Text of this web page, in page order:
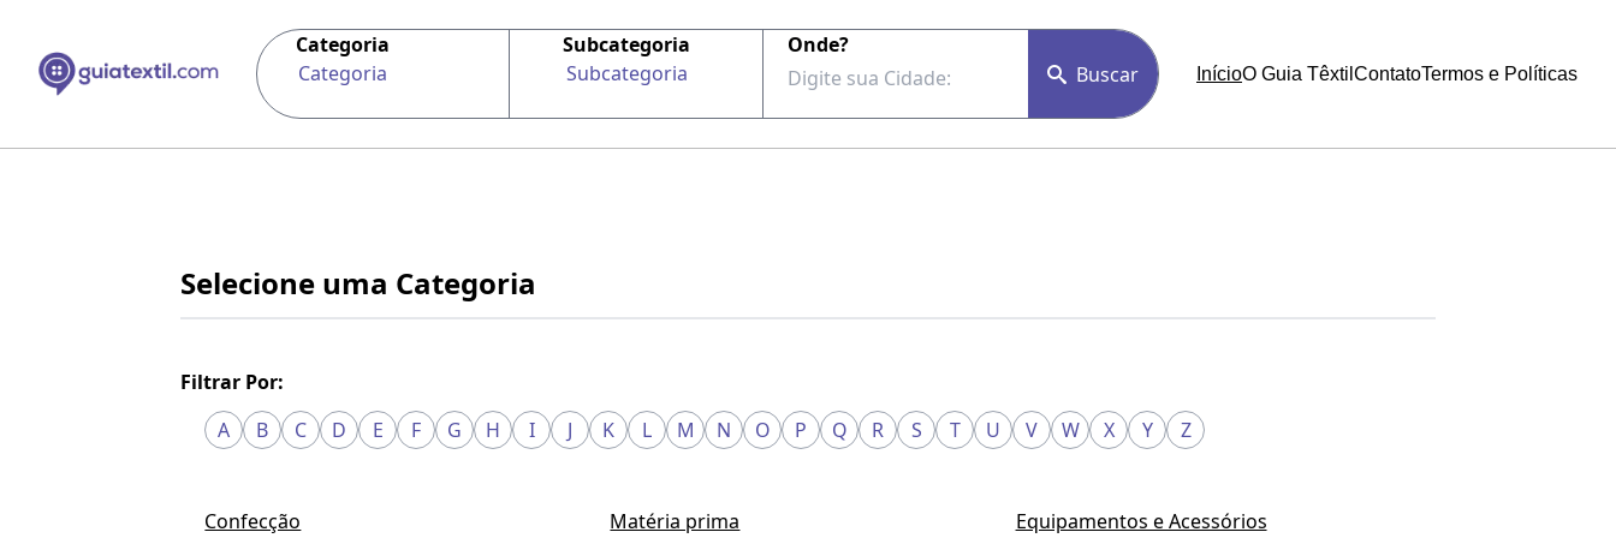
Categoria
Categoria
Subcategoria
Subcategoria
Onde?
Buscar
InícioO Guia Têxtil ContatoTermos e Políticas
Selecione uma Categoria
Filtrar Por:
A
B C D E F G H I J K L M N O P Q R S T U V W X Y Z
Confecção Matéria prima
Equipamentos e Acessórios